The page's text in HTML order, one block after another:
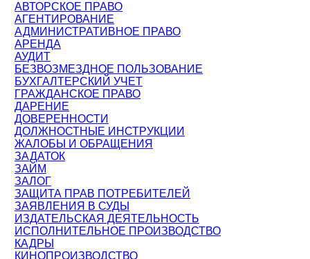
АВТОРСКОЕ ПРАВО
АГЕНТИРОВАНИЕ
АДМИНИСТРАТИВНОЕ ПРАВО
АРЕНДА
АУДИТ
БЕЗВОЗМЕЗДНОЕ ПОЛЬЗОВАНИЕ
БУХГАЛТЕРСКИЙ УЧЕТ
ГРАЖДАНСКОЕ ПРАВО
ДАРЕНИЕ
ДОВЕРЕННОСТИ
ДОЛЖНОСТНЫЕ ИНСТРУКЦИИ
ЖАЛОБЫ И ОБРАЩЕНИЯ
ЗАДАТОК
ЗАЙМ
ЗАЛОГ
ЗАЩИТА ПРАВ ПОТРЕБИТЕЛЕЙ
ЗАЯВЛЕНИЯ В СУДЫ
ИЗДАТЕЛЬСКАЯ ДЕЯТЕЛЬНОСТЬ
ИСПОЛНИТЕЛЬНОЕ ПРОИЗВОДСТВО
КАДРЫ
КИНОПРОИЗВОДСТВО